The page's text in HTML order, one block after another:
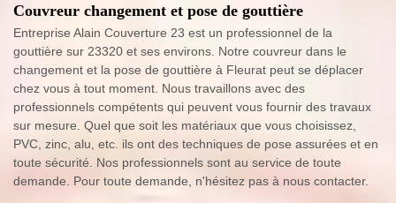
Couvreur changement et pose de gouttière
Entreprise Alain Couverture 23 est un professionnel de la
gouttière sur 23320 et ses environs. Notre couvreur dans le
changement et la pose de gouttière à Fleurat peut se déplacer
chez vous à tout moment. Nous travaillons avec des
professionnels compétents qui peuvent vous fournir des travaux
sur mesure. Quel que soit les matériaux que vous choisissez,
PVC, zinc, alu, etc. ils ont des techniques de pose assurées et en
toute sécurité. Nos professionnels sont au service de toute
demande. Pour toute demande, n'hésitez pas à nous contacter.